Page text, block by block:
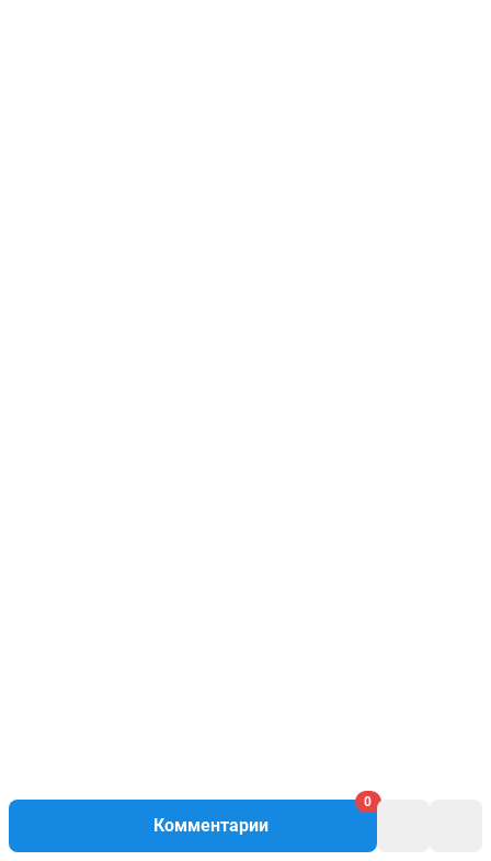
Комментарии
0